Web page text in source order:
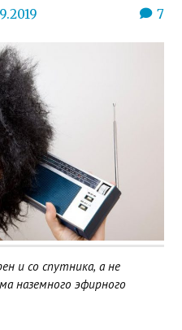
7
и со спутника, а не
эфирного